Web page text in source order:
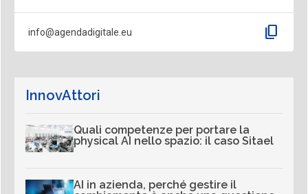
info@agendadigitale.eu content_copy
InnovAttori
Quali competenze per portare la
physical AI nello spazio: il caso Sitael
AI in azienda, perché gestire il